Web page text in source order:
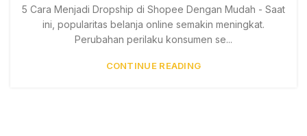
5 Cara Menjadi Dropship di Shopee Dengan Mudah - Saat
ini, popularitas belanja online semakin meningkat.
Perubahan perilaku konsumen se...
CONTINUE READING